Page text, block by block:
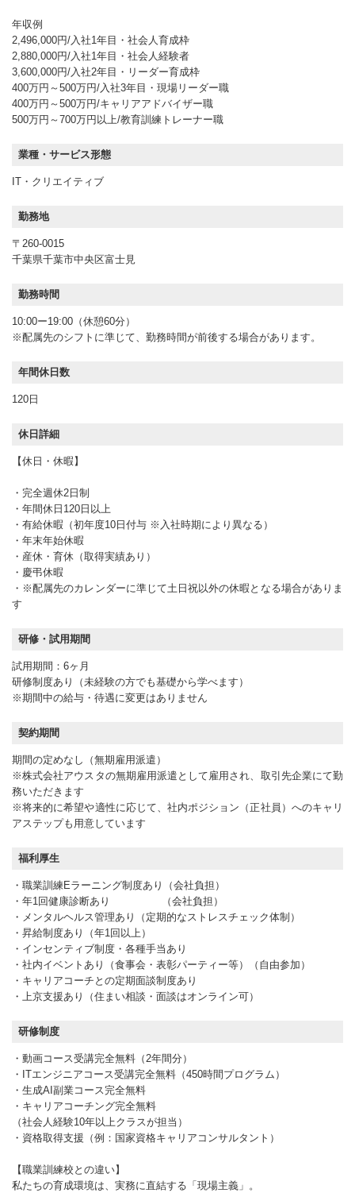
年収例
2,496,000円/入社1年目・社会人育成枠
2,880,000円/入社1年目・社会人経験者
3,600,000円/入社2年目・リーダー育成枠
400万円～500万円/入社3年目・現場リーダー職
400万円～500万円/キャリアアドバイザー職
500万円～700万円以上/教育訓練トレーナー職
業種・サービス形態
IT・クリエイティブ
勤務地
〒260-0015
千葉県千葉市中央区富士見
勤務時間
10:00ー19:00（休憩60分）
※配属先のシフトに準じて、勤務時間が前後する場合があります。
年間休日数
120日
休日詳細
【休日・休暇】
・完全週休2日制
・年間休日120日以上
・有給休暇（初年度10日付与 ※入社時期により異なる）
・年末年始休暇
・産休・育休（取得実績あり）
・慶弔休暇
・※配属先のカレンダーに準じて土日祝以外の休暇となる場合がありま
す
研修・試用期間
試用期間：6ヶ月
研修制度あり（未経験の方でも基礎から学べます）
※期間中の給与・待遇に変更はありません
契約期間
期間の定めなし（無期雇用派遣）
※株式会社アウスタの無期雇用派遣として雇用され、取引先企業にて勤
務いただきます
※将来的に希望や適性に応じて、社内ポジション（正社員）へのキャリ
アステップも用意しています
福利厚生
・職業訓練Eラーニング制度あり（会社負担）
・年1回健康診断あり （会社負担）
・メンタルヘルス管理あり（定期的なストレスチェック体制）
・昇給制度あり（年1回以上）
・インセンティブ制度・各種手当あり
・社内イベントあり（食事会・表彰パーティー等）（自由参加）
・キャリアコーチとの定期面談制度あり
・上京支援あり（住まい相談・面談はオンライン可）
研修制度
・動画コース受講完全無料（2年間分）
・ITエンジニアコース受講完全無料（450時間プログラム）
・生成AI副業コース完全無料
・キャリアコーチング完全無料
（社会人経験10年以上クラスが担当）
・資格取得支援（例：国家資格キャリアコンサルタント）
【職業訓練校との違い】
私たちの育成環境は、実務に直結する「現場主義」。